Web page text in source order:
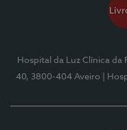
Hospital da Luz Clínica da
40, 3800-404 Aveiro
|